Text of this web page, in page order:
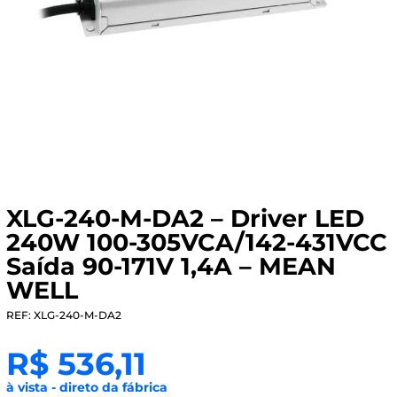
XLG-240-M-DA2 – Driver LED
240W 100-305VCA/142-431VCC
Saída 90-171V 1,4A – MEAN
WELL
REF: XLG-240-M-DA2
R$536,11
à vista - direto da fábrica